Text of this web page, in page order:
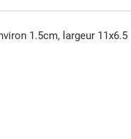
1.5cm, largeur 11x6.5